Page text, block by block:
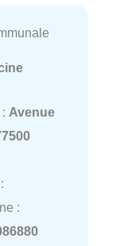
Avenue
: